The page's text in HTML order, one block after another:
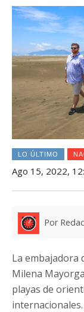
LO ÚLTIMO
Ago 15, 2022,
Por
La embajadora
Milena
playas de
internacionales.